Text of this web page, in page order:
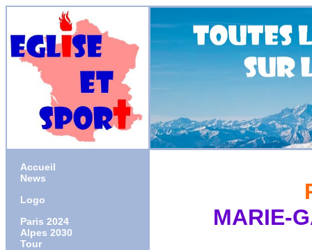
Accueil
News
Logo
Paris 2024
Alpes 2030
Tour
MARIE-